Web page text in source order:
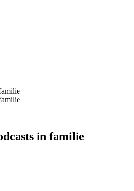
in familie